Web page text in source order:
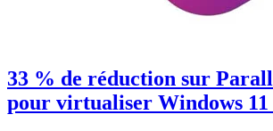
33 % de réduction sur
pour virtualiser Windows